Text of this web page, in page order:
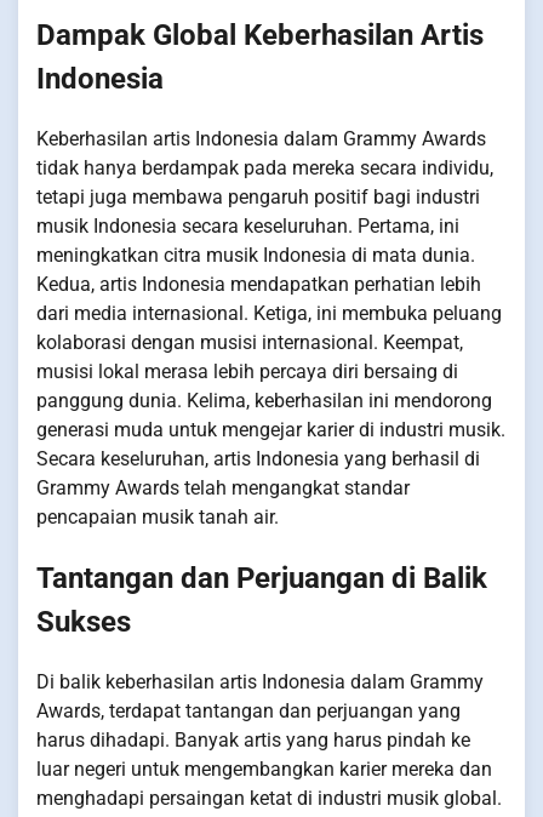
Dampak Global Keberhasilan Artis
Indonesia
Keberhasilan artis Indonesia dalam Grammy Awards
tidak hanya berdampak pada mereka secara individu,
tetapi juga membawa pengaruh positif bagi industri
musik Indonesia secara keseluruhan. Pertama, ini
meningkatkan citra musik Indonesia di mata dunia.
Kedua, artis Indonesia mendapatkan perhatian lebih
dari media internasional. Ketiga, ini membuka peluang
kolaborasi dengan musisi internasional. Keempat,
musisi lokal merasa lebih percaya diri bersaing di
panggung dunia. Kelima, keberhasilan ini mendorong
generasi muda untuk mengejar karier di industri musik.
Secara keseluruhan, artis Indonesia yang berhasil di
Grammy Awards telah mengangkat standar
pencapaian musik tanah air.
Tantangan dan Perjuangan di Balik
Sukses
Di balik keberhasilan artis Indonesia dalam Grammy
Awards, terdapat tantangan dan perjuangan yang
harus dihadapi. Banyak artis yang harus pindah ke
luar negeri untuk mengembangkan karier mereka dan
menghadapi persaingan ketat di industri musik global.